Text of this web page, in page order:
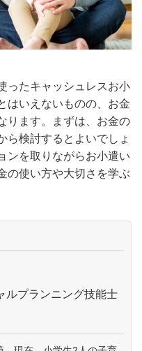
ったキャッシュレスお小
はいえないものの、お金
ります。まずは、お金の
ら検討するとよいでしょ
ンを取りながらお小遣い
の使い方や大切さを学ぶ
ルプランニング技能士